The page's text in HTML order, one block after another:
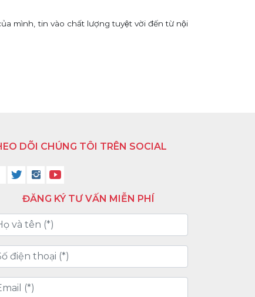
mình, tin vào chất lượng tuyệt vời đến từ nội
DÕI CHÚNG TÔI TRÊN SOCIAL
ĐĂNG KÝ TƯ VẤN MIỄN PHÍ